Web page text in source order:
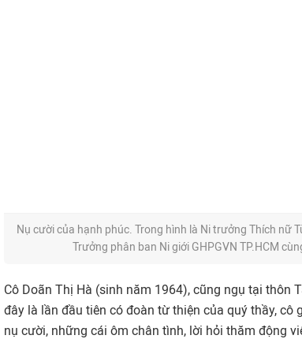
Nụ cười của hạnh phúc. Trong hình là Ni trưởng Thích nữ
Trưởng phân ban Ni giới GHPGVN TP.HCM
Cô Doãn Thị Hà (sinh năm 1964), cũng ngụ tại thôn
đây là lần đầu tiên có đoàn từ thiện của quý thầy, cô
nụ cười, những cái ôm chân tình, lời hỏi thăm động